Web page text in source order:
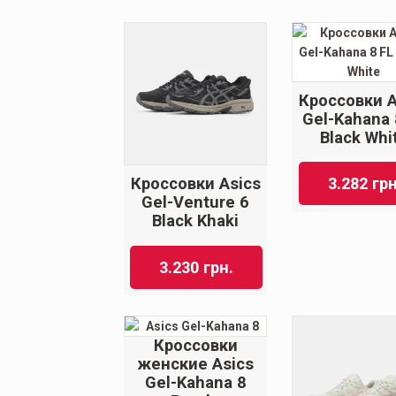
Кроссовки Asics
Gel-Venture 6
Black Khaki
3.230 грн.
Кроссовки
Gel-Kahana
Black
3.282
Кроссовки
женские Asics
Gel-Kahana 8